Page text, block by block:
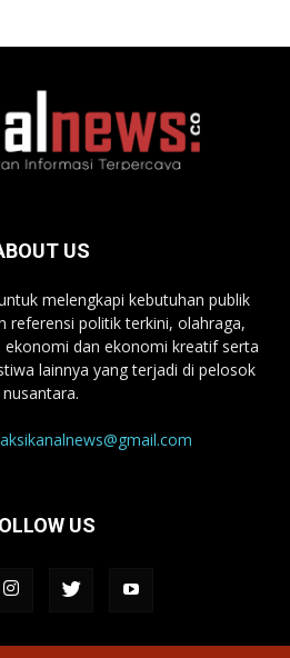
US
melengkapi kebutuhan publik
referensi politik terkini, olahraga,
dan ekonomi kreatif serta
lainnya yang terjadi di pelosok
nusantara.
US